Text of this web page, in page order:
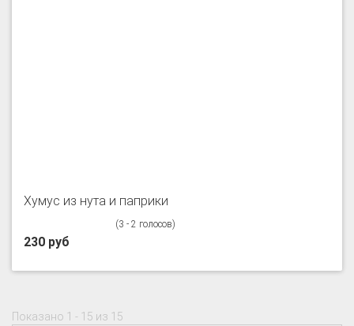
Хумус из нута и паприки
(3 - 2 голосов)
230 руб
Показано 1 - 15 из 15